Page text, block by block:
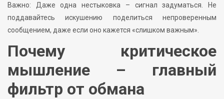
Важно: Даже одна нестыковка – сигнал задуматься. Не
поддавайтесь искушению поделиться непроверенным
сообщением, даже если оно кажется «слишком важным».
Почему критическое
мышление – главный
фильтр от обмана